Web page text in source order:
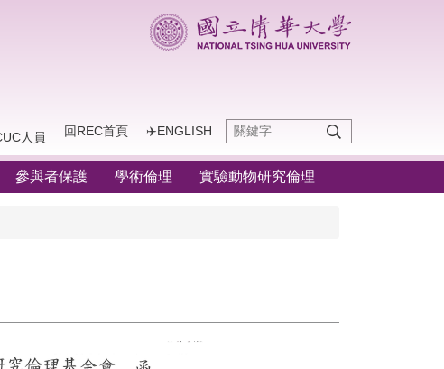
人員 回REC首頁 ✈️ENGLISH
參與者保護 學術倫理 實驗動物研究倫理